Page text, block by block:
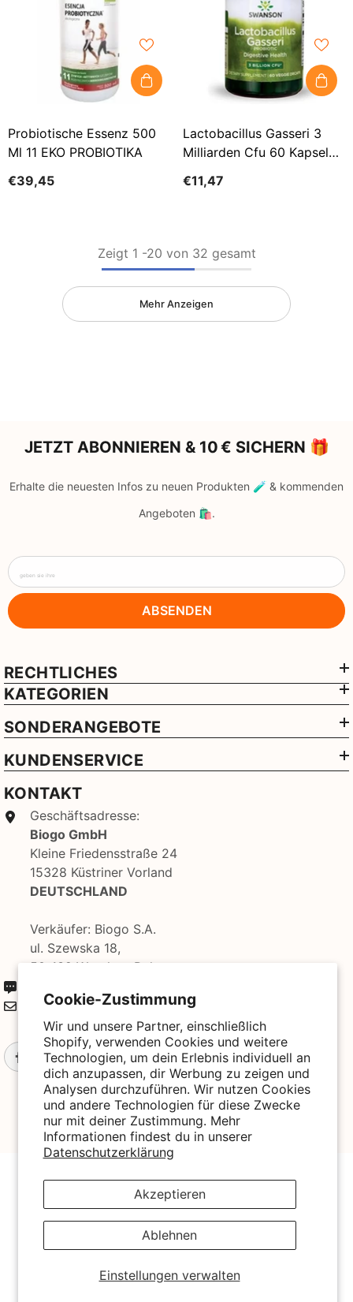
Cookie-Zustimmung
Wir und unsere Partner, einschließlich
Shopify, verwenden Cookies und weitere
Technologien, um dein Erlebnis individuell an
dich anzupassen, dir Werbung zu zeigen und
Analysen durchzuführen. Wir nutzen Cookies
und andere Technologien für diese Zwecke
nur mit deiner Zustimmung. Mehr
Informationen findest du in unserer
Datenschutzerklärung
Einstellungen verwalten
Akzeptieren
Ablehnen
Probiotische Essenz 500
Ml 11 EKO PROBIOTIKA
€39,45
Lactobacillus Gasseri 3
Milliarden Cfu 60 Kapseln
€11,47
Zeigt 1 -20 von 32 gesamt
Mehr Anzeigen
JETZT ABONNIEREN & 10 € SICHERN 🎁
Erhalte die neuesten Infos zu neuen Produkten 🧪 & kommenden
Angeboten 🛍️.
geben sie ihre
ABSENDEN
RECHTLICHES
KATEGORIEN
SONDERANGEBOTE
KUNDENSERVICE
KONTAKT
Geschäftsadresse:
Biogo GmbH
Kleine Friedensstraße 24
15328 Küstriner Vorland
DEUTSCHLAND
Verkäufer: Biogo S.A.
ul. Szewska 18,
50-139 Wrocław, Polen
kontakt@biogo.de
Love 🧡
Zahlungsmethoden